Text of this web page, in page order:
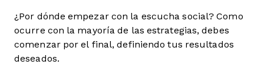
¿Por dónde empezar con la escucha social? Como
ocurre con la mayoría de las estrategias, debes
comenzar por el final, definiendo tus resultados
deseados.